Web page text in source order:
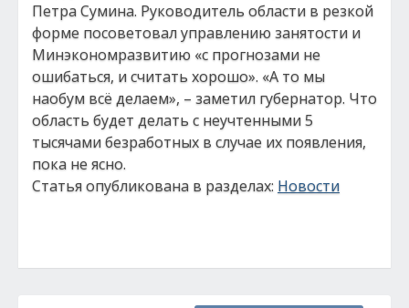
Петра Сумина. Руководитель области в резкой
форме посоветовал управлению занятости и
Минэкономразвитию «с прогнозами не
ошибаться, и считать хорошо». «А то мы
наобум всё делаем», – заметил губернатор. Что
область будет делать с неучтенными 5
тысячами безработных в случае их появления,
пока не ясно.
Статья опубликована в разделах: Новости